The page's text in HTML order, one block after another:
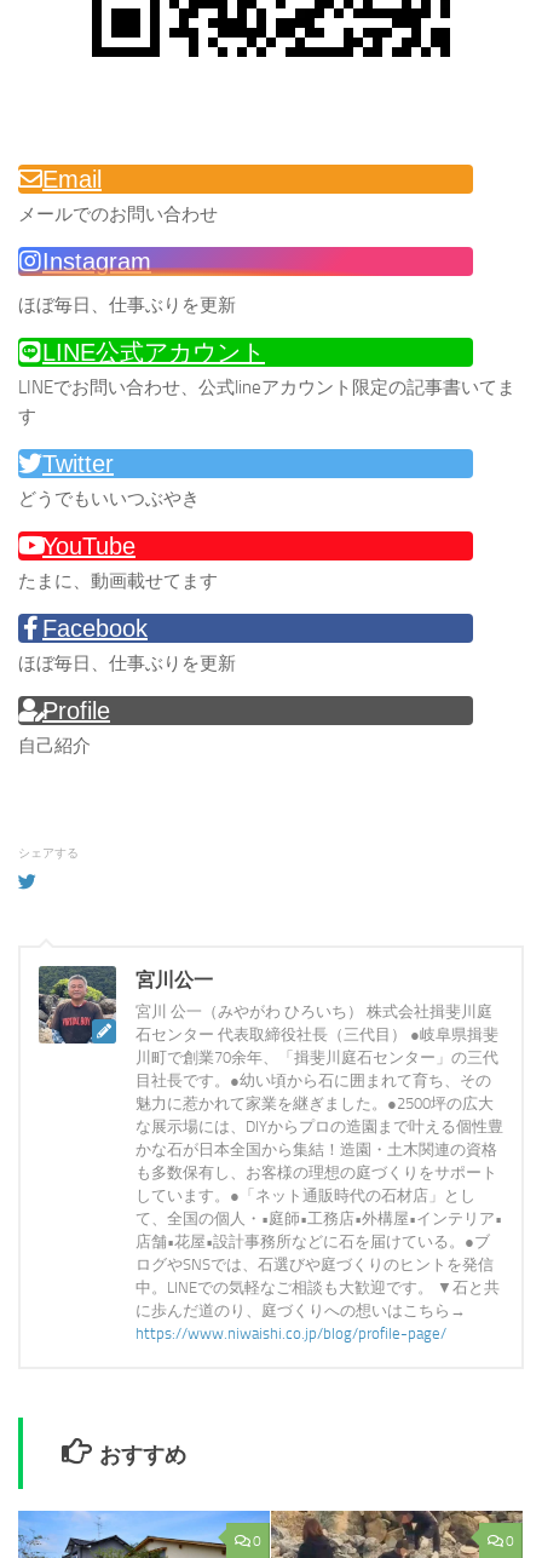
Email
メールでのお問い合わせ
Instagram
ほぼ毎日、仕事ぶりを更新
LINE公式アカウント
LINEでお問い合わせ、公式lineアカウント限定の記事書いてま
す
Twitter
どうでもいいつぶやき
YouTube
たまに、動画載せてます
Facebook
ほぼ毎日、仕事ぶりを更新
Profile
自己紹介
シェアする
宮川公一
宮川 公一（みやがわ ひろいち） 株式会社揖斐川庭
石センター 代表取締役社長（三代目） ●岐阜県揖斐
川町で創業70余年、「揖斐川庭石センター」の三代
目社長です。●幼い頃から石に囲まれて育ち、その
魅力に惹かれて家業を継ぎました。●2500坪の広大
な展示場には、DIYからプロの造園まで叶える個性豊
かな石が日本全国から集結！造園・土木関連の資格
も多数保有し、お客様の理想の庭づくりをサポート
しています。●「ネット通販時代の石材店」とし
て、全国の個人・•庭師•工務店•外構屋•インテリア•
店舗•花屋•設計事務所などに石を届けている。●ブ
ログやSNSでは、石選びや庭づくりのヒントを発信
中。LINEでの気軽なご相談も大歓迎です。 ▼石と共
に歩んだ道のり、庭づくりへの想いはこちら→
https://www.niwaishi.co.jp/blog/profile-page/
おすすめ
0 0